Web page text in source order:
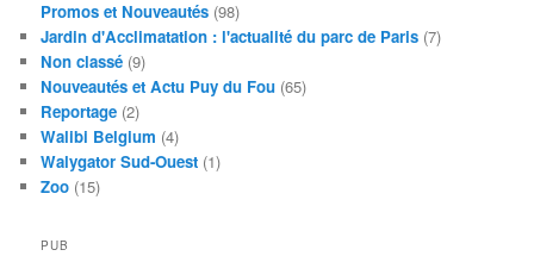
Promos et Nouveautés (98)
Jardin d'Acclimatation : l'actualité du parc de Paris (7)
Non classé (9)
Nouveautés et Actu Puy du Fou (65)
Reportage (2)
Walibi Belgium (4)
Walygator Sud-Ouest (1)
Zoo (15)
PUB